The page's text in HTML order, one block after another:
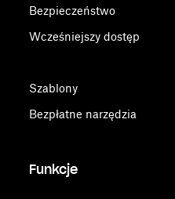
Bezpieczeństwo
Wcześniejszy dostęp
Szablony
Bezpłatne narzędzia
Funkcje